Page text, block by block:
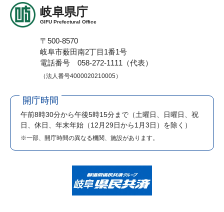
岐阜県庁
GIFU Prefectural Office
〒500-8570
岐阜市薮田南2丁目1番1号
電話番号 058-272-1111（代表）
（法人番号4000020210005）
開庁時間
午前8時30分から午後5時15分まで （土曜日、日曜日、祝
日、休日、年末年始（12月29日から1月3日）を除く）
※一部、開庁時間の異なる機関、施設があります。